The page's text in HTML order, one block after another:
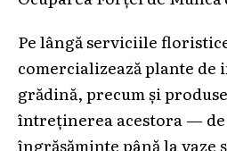
Pe lângă serviciile
comercializează plante de
grădină, precum și
întreținerea acestora —
îngrășăminte până la vaze